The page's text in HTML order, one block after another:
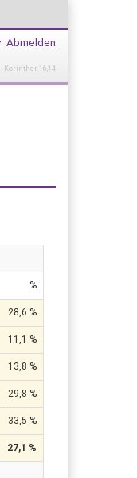
Abmelden
1. Korinther 16,14
%
28,6 %
11,1 %
13,8 %
29,8 %
33,5 %
27,1 %